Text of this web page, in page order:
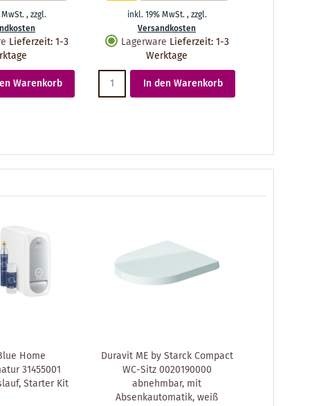
,zzgl.
Lieferzeit:1-3
Warenkorb
inkl. 19% MwSt.,zzgl.
Versandkosten
Lagerware Lieferzeit:1-3
Werktage
In den Warenkorb
Home
31455001
Starter Kit
Duravit ME by Starck Compact
WC-Sitz 0020190000
abnehmbar, mit
Absenkautomatik, weiß